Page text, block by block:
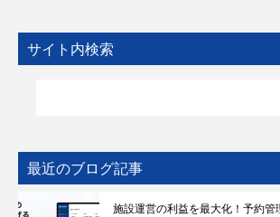
サイト内検索
最近のブログ記事
施設運営の利益を最大化！予約管